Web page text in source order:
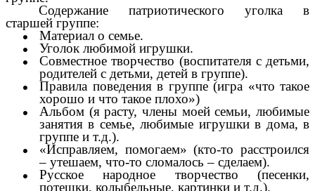
Содержание патриотического уголка в
старшей группе:
Материал о семье.
Уголок любимой игрушки.
Совместное творчество (воспитателя с детьми,
родителей с детьми, детей в группе).
Правила поведения в группе (игра «что такое
хорошо и что такое плохо»)
Альбом (я расту, члены моей семьи, любимые
занятия в семье, любимые игрушки в дома, в
группе и т.д.).
«Исправляем, помогаем» (кто-то расстроился
– утешаем, что-то сломалось – сделаем).
Русское народное творчество (песенки,
потешки, колыбельные, картинки и т.д.).